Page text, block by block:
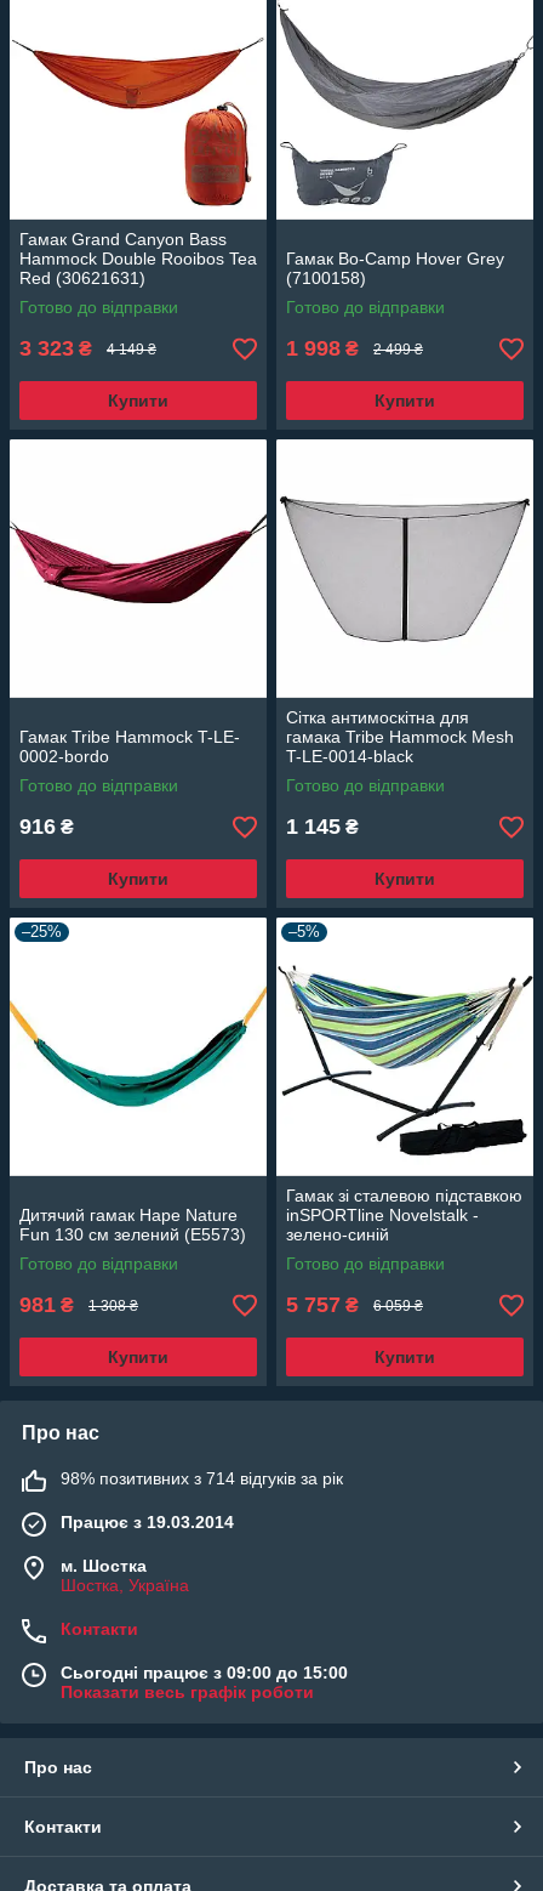
Гамак Grand Canyon Bass
Hammock Double Rooibos Tea
Red (30621631)
Готово до відправки
3 323 ₴ 4 149 ₴
Купити
Гамак Bo-Camp Hover Grey
(7100158)
Готово до відправки
1 998 ₴ 2 499 ₴
Купити
Гамак Tribe Hammock T-LE-
0002-bordo
Готово до відправки
916 ₴
Купити
Сітка антимоскітна для
гамака Tribe Hammock Mesh
T-LE-0014-black
Готово до відправки
1 145 ₴
Купити
–25%
Дитячий гамак Hape Nature
Fun 130 см зелений (E5573)
Готово до відправки
981 ₴ 1 308 ₴
Купити
–5%
Гамак зі сталевою підставкою
inSPORTline Novelstalk -
зелено-синій
Готово до відправки
5 757 ₴ 6 059 ₴
Купити
Про нас
98% позитивних з 714 відгуків за рік
Працює з 19.03.2014
м. Шостка
Шостка, Україна
Контакти
Сьогодні працює з 09:00 до 15:00
Показати весь графік роботи
Про нас
Контакти
Доставка та оплата